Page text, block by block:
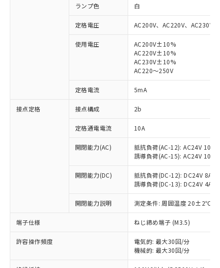
ランプ色 白
定格電圧 AC200V、AC220V、AC230V
使用電圧
AC200V±10%
AC220V±10%
AC230V±10%
AC220～250V
定格電流 5mA
接点定格 接点構成 2b
定格通電電流 10A
開閉能力(AC)
抵抗負荷(AC-12): AC24V 10A/
誘導負荷(AC-15): AC24V
開閉能力(DC)
抵抗負荷(DC-12): DC24V 8A/
誘導負荷(DC-13): DC24V 4A/
開閉能力説明 測定条件: 周囲温度 20±2℃、
端子仕様 ねじ締め端子 (M3.5)
許容操作頻度
電気的: 最大30回/分
機械的: 最大30回/分
ご利用条件
以下の条件をお読みいただき、同意のうえ
ご利用ください。
本サービスは、当社制御機器事業取扱
商品の当社在庫状況および標準価格
(税抜)を提供させていただくもので
当社制御機器事業取扱商品の中には、
ことをご了承ください。
在庫状況および標準価格照会結果は、
記載している更新日時点での社内デー
タに基づき作成されるものであり、閲
※1 対応状況
対応済み：EU RoHS指令（10物質）の
非含有に対応した製品が提供可能な商品で
対応予定：EU RoHS指令（10物質）の非含
有に対応した製品に切り替える予定のある
対応予定なし：EU RoHS指令（10物質）の
非含有に非対応の商品で、対応品を出す予
定はありません。
調査・確認中：EU RoHS指令（10物質）の
非含有の対応状況を調査中または確認中の
非該当品：ライセンス料など無形物で、有
害物質有無と関係のない商品です。
仕入先様の事情により、非含有部品として
いたものが、含有品と判明した場合などや
むを得ず変更することがあります。
鉛(Pb) 1000ppm以下、 水銀(Hg) 1000ppm以下、 カド
※1 中国RoHS○×表
「○」：最大均質材料含有率が中国RoHSの
基準値以下であることを示します。
「×」：最大均質材料含有率が中国RoHSの
基準値を超えていることを示します。
「－」：未確認です。当社販売部門へお問
い合わせください。
*中国RoHS10物質の基準値 (GB/T26572)：
当社は、これら貴社製品のうち、外国
為替および外国貿易法に定める商品
（以下｢規制貨物等」という）を輸出
または国外への提供する場合は、日本
国政府の輸出許可(または役務取引許